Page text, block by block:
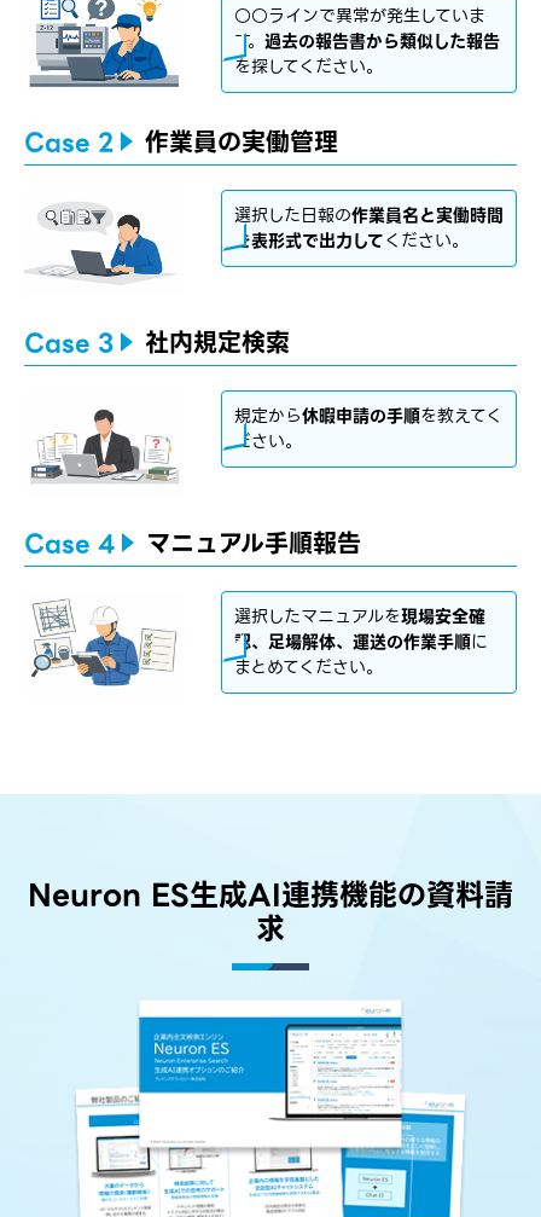
○○ラインで異常が発生していま
す。 過去の報告書から類似した報告
を探してください。
Case 2 作業員の実働管理
選択した日報の作業員名と実働時間
を表形式で出力してください。
Case 3 社内規定検索
規定から休暇申請の手順を教えてく
ださい。
Case 4 マニュアル手順報告
選択したマニュアルを現場安全確
認、足場解体、運送の作業手順に
まとめてください。
Neuron ES生成AI連携機能の資料請
求